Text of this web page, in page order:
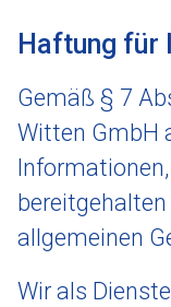
Haftung für
Gemäß § 7
Witten GmbH
allgemeinen
Wir als